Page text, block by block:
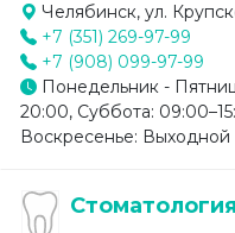
Челябинск, ул.
+7 (351) 269-97-99
+7 (908) 099-97-99
Понедельник -
20:00, Суббота:
Воскресенье: Выходной